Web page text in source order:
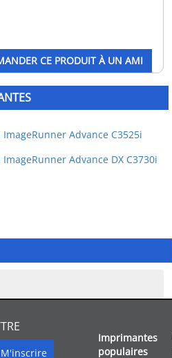
CE PRODUIT À UN AMI
ImageRunner Advance C3525i
ImageRunner Advance DX C3730i
Imprimantes
populaires